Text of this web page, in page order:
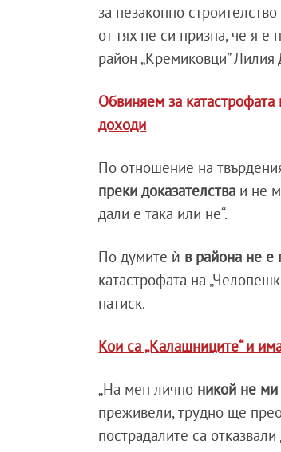
за незаконно
от тях не си призна, че я е
район „Кремиковци” Лилия
Обвиняем за
доходи
По отношение на
преки доказателства и не
дали е така или не“.
По думите ѝ в района не е
катастрофата на
натиск.
Кои са „Калашниците“ и
„На мен лично никой не ми
преживели, трудно ще
пострадалите са